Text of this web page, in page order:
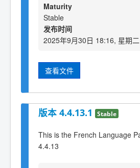
Maturity
Stable
发布时间
2025年9月30日 18:16, 星期二
查看文件
版本 4.4.13.1 Stable
This is the French Language
4.4.13